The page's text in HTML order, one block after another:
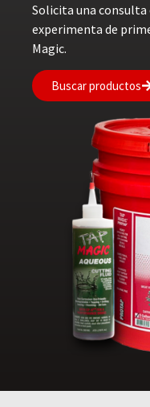
Solicita una
experimenta de
Magic.
Buscar productos